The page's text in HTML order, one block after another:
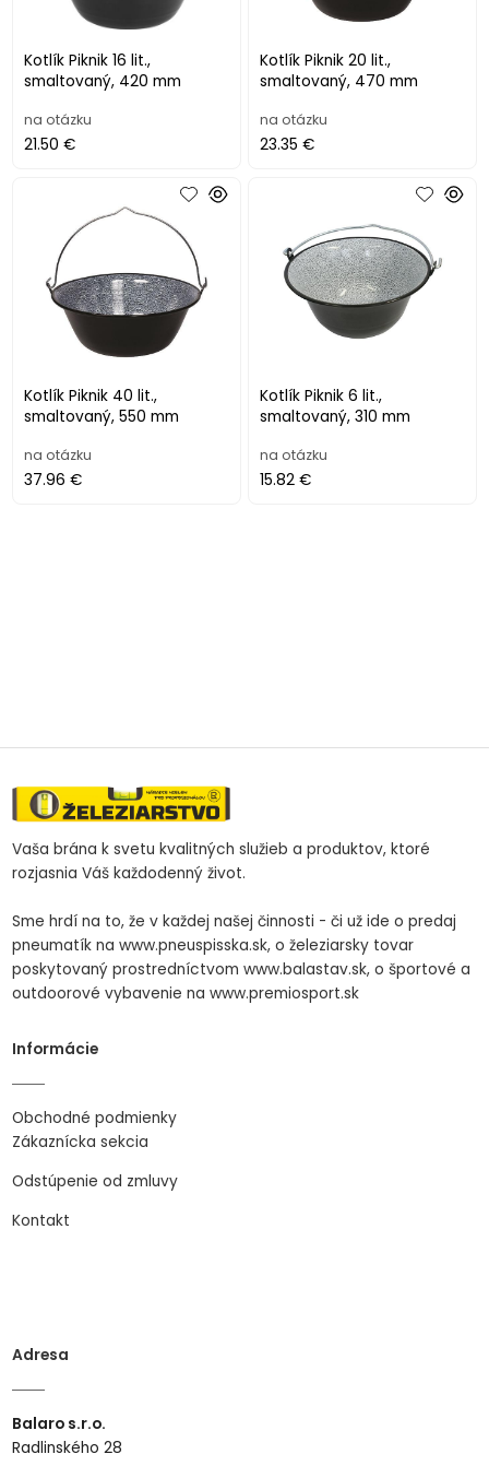
Kotlík Piknik 16 lit.,
smaltovaný, 420 mm
na otázku
21.50 €
Kotlík Piknik 20 lit.,
smaltovaný, 470 mm
na otázku
23.35 €
Kotlík Piknik 40 lit.,
smaltovaný, 550 mm
na otázku
37.96 €
Kotlík Piknik 6 lit.,
smaltovaný, 310 mm
na otázku
15.82 €
Vaša brána k svetu kvalitných služieb a produktov, ktoré
rozjasnia Váš každodenný život.
Sme hrdí na to, že v každej našej činnosti - či už ide o predaj
pneumatík na www.pneuspisska.sk, o železiarsky tovar
poskytovaný prostredníctvom www.balastav.sk, o športové a
outdoorové vybavenie na www.premiosport.sk
Informácie
Obchodné podmienky
Zákaznícka sekcia
Odstúpenie od zmluvy
Kontakt
Adresa
Balaro s.r.o.
Radlinského 28